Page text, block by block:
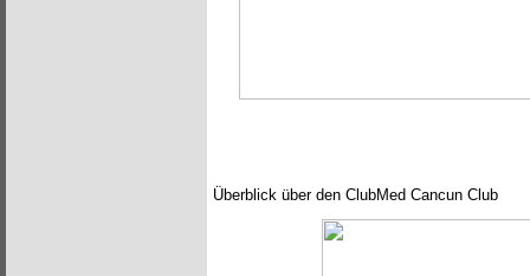
Überblick über den ClubMed Cancun Club